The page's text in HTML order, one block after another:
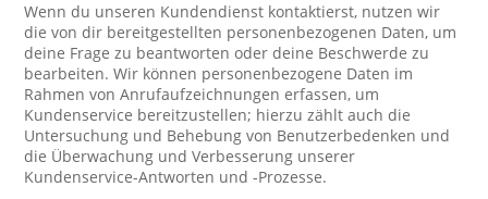
Wenn du unseren Kundendienst kontaktierst, nutzen wir
die von dir bereitgestellten personenbezogenen Daten, um
deine Frage zu beantworten oder deine Beschwerde zu
bearbeiten. Wir können personenbezogene Daten im
Rahmen von Anrufaufzeichnungen erfassen, um
Kundenservice bereitzustellen; hierzu zählt auch die
Untersuchung und Behebung von Benutzerbedenken und
die Überwachung und Verbesserung unserer
Kundenservice-Antworten und -Prozesse.